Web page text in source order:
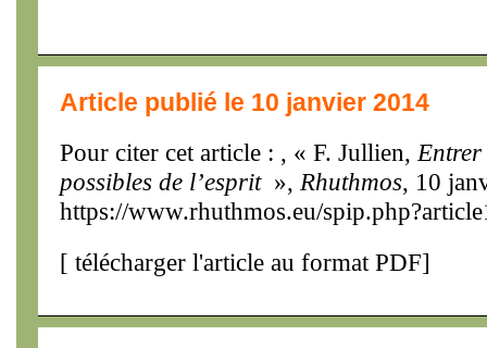
Article publié le 10 janvier 2014
Pour citer cet article : , « F. Jullien, Entrer
possibles de l’esprit», Rhuthmos, 10
https://www.rhuthmos.eu/
[ télécharger l'article au format PDF]